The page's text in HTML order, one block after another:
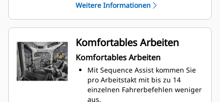
durch den höheren
Maschinenproduktivität und -
effizienz optimiert.
Motor und Getriebe auf hohem
Niveau. Dank dieser
Kommunikation kann die
Maschine die Leistung und das
Drehmoment des Motors besser
nutzen. Das Endergebnis ist, dass
mehr Material bewegt wird.
Die Geschwindigkeitsregelung
ermöglicht die Vorwahl der
gewünschten
Weitere Informationen
Komfortables Arbeiten
Komfortables Arbeiten
Mit Sequence Assist kommen Sie
pro Arbeitstakt mit bis zu 14
einzelnen Fahrerbefehlen weniger
aus.